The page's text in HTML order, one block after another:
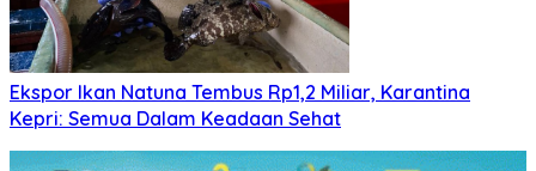
Ekspor Ikan Natuna Tembus Rp1,2 Miliar, Karantina
Kepri: Semua Dalam Keadaan Sehat